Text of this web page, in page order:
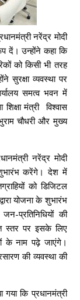
नरेंद्र मोदी
दें। उन्होंने कहा कि
को किसी भी तरह
सुरक्षा व्यवस्था पर
समत्व भवन में
मंत्री विश्वास
चौधरी और मुख्य
नरेंद्र मोदी
शुभारंभ करेंगे। देश में
को डिजिटल
योजना के शुभारंभ
प्रतिनिधियों की
स्तर पर इसके लिए
के नाम पढ़े जाएंगे।
की व्यवस्था की
गया कि प्रधानमंत्री